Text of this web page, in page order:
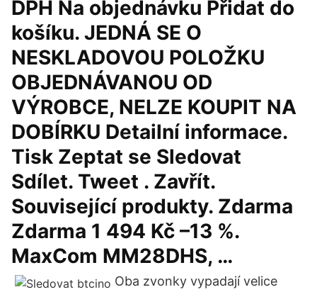
DPH Na objednávku Přidat do
košíku. JEDNÁ SE O
NESKLADOVOU POLOŽKU
OBJEDNÁVANOU OD
VÝROBCE, NELZE KOUPIT NA
DOBÍRKU Detailní informace.
Tisk Zeptat se Sledovat
Sdílet. Tweet . Zavřít.
Související produkty. Zdarma
Zdarma 1 494 Kč –13 %.
MaxCom MM28DHS, …
Oba zvonky vypadají velice